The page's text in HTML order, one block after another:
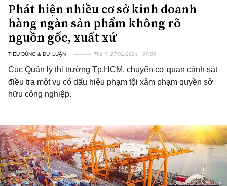
Phát hiện nhiều cơ sở kinh doanh
hàng ngàn sản phẩm không rõ
nguồn gốc, xuất xứ
TIÊU DÙNG & DƯ LUẬN Thứ 7, 27/01/2024 | 07:00
Cục Quản lý thị trường Tp.HCM, chuyển cơ quan cảnh sát
điều tra một vụ có dấu hiệu phạm tội xâm phạm quyền sở
hữu công nghiệp.